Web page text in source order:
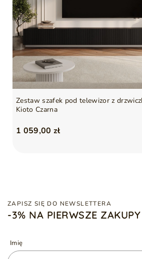
Zestaw szafek pod telewizor z
Kioto Czarna
1 059,00 zł
ZAPISZ SIĘ DO NEWSLETTERA
-3% NA PIERWSZE ZAKUPY
Imię